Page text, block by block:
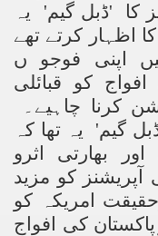
'ڈبل گیم' یہ
اظہار کرتے تھے
اپنی فوجو ں
کو قبائلی
کرنا چاہیے۔
گیم' یہ تھا کہ
بھارتی اثرو
کو مزید
امریکہ کو
کی افواج